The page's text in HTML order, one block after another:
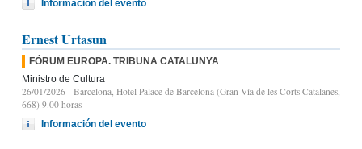
Información del evento
Ernest Urtasun
FÓRUM EUROPA. TRIBUNA CATALUNYA
Ministro de Cultura
26/01/2026 - Barcelona, Hotel Palace de Barcelona (Gran Vía de les Corts Catalanes,
668) 9.00 horas
Información del evento